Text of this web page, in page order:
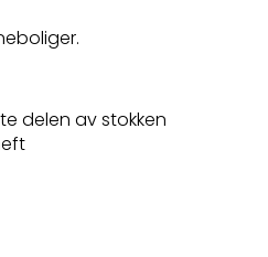
delen av stokken